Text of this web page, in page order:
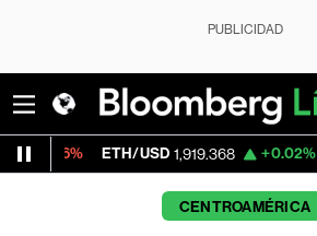
PUBLICIDAD
ETH/USD 1,919.368 +0.02% Visa 362.50
CENTROAMÉRICA